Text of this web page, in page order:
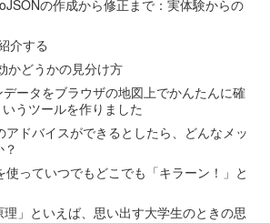
の作成から修正まで：実体験からの
介する
かどうかの見分け方
ータをブラウザの地図上でかんたんに確
うツールを作りました
ドバイスができるとしたら、どんなメッ
っていつでもどこでも「キラーン！」と
理」といえば、思い出す大学生のときの思